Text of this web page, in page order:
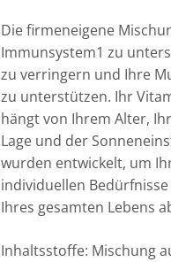
Die firmeneigene
Immunsystem1 zu
zu verringern und Ihre
zu unterstützen. Ihr
hängt von Ihrem Alter,
Lage und der
wurden entwickelt, um
individuellen
Ihres gesamten Lebens
Inhaltsstoffe: Mischung